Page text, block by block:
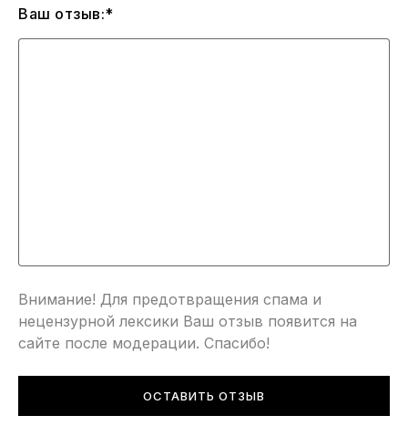
Ваш отзыв:*
Внимание! Для предотвращения спама и
нецензурной лексики Ваш отзыв появится на
сайте после модерации. Спасибо!
ОСТАВИТЬ ОТЗЫВ